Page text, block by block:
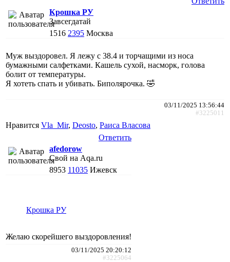
Крошка РУ
Завсегдатай
1516 2395 Москва
Муж выздоровел. Я лежу с 38.4 и торчащими из носа
бумажными салфетками. Кашель сухой, насморк, голова
болит от температуры.
Я хотеть спать и убивать. Биполярочка. 🤣
03/11/2025 13:56:44
#3225011
Нравится Vla_Mir, Deosto, Раиса Власова
Ответить
afedorow
Свой на Aqa.ru
8953 11035 Ижевск
Крошка РУ
Желаю скорейшего выздоровления!
03/11/2025 20:20:12
#3225064